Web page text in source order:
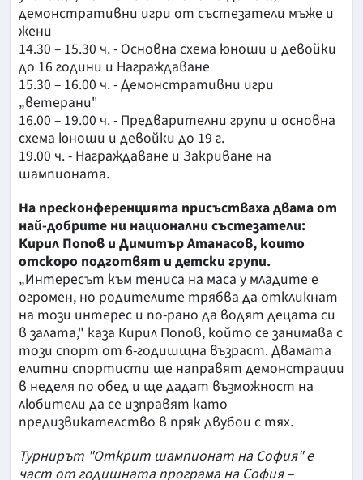
демонстративни игри от състезатели мъже и
жени
14.30 – 15.30 ч. - Основна схема юноши и девойки
до 16 години и Награждаване
15.30 – 16.00 ч. - Демонстративни игри
„ветерани"
16.00 – 19.00 ч. - Предварителни групи и основна
схема юноши и девойки до 19 г.
19.00 ч. - Награждаване и Закриване на
шампионата.
На пресконференцията присъстваха двама от
най-добрите ни национални състезатели:
Кирил Попов и Димитър Атанасов, които
отскоро подготвят и детски групи.
„Интересът към тениса на маса у младите е
огромен, но родителите трябва да откликнат
на този интерес и по-рано да водят децата си
в залата," каза Кирил Попов, който се занимава с
този спорт от 6-годишщна възраст. Двамата
елитни спортисти ще направят демонстрации
в неделя по обед и ще дадат възможност на
любители да се изправят като
предизвикателство в пряк двубои с тях.
Турнирът "Открит шампионат на София" е
част от годишната програма на София –